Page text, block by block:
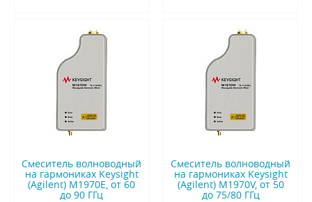
Смеситель волноводный
на гармониках Keysight
(Agilent) M1970E, от 60
до 90 ГГц
Смеситель волноводный
на гармониках Keysight
(Agilent) M1970V, от 50
до 75/80 ГГц